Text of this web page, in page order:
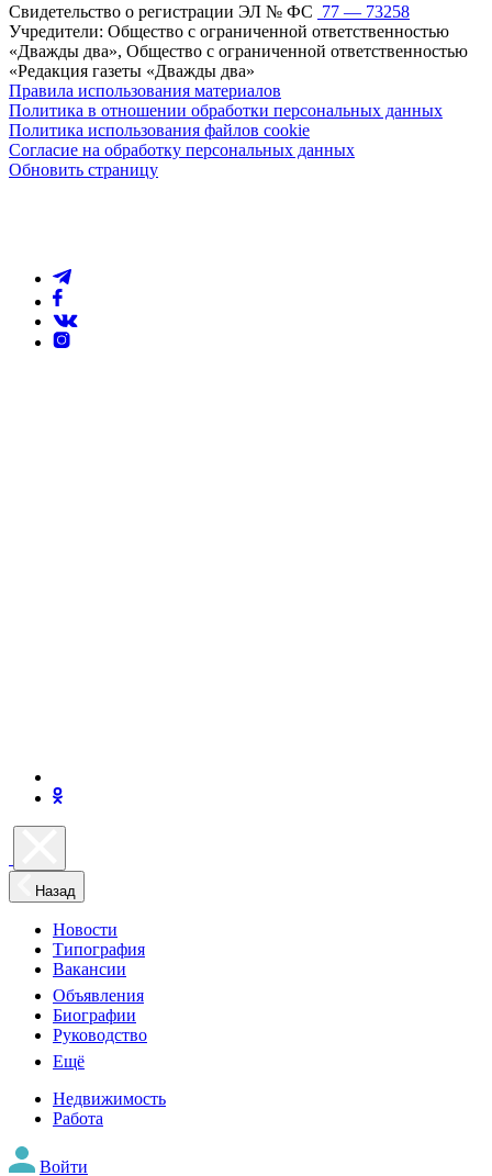
Свидетельство о регистрации ЭЛ № ФС 77 — 73258
Учредители: Общество с ограниченной ответственностью
«Дважды два», Общество с ограниченной ответственностью
«Редакция газеты «Дважды два»
Правила использования материалов
Политика в отношении обработки персональных данных
Политика использования файлов cookie
Согласие на обработку персональных данных
Обновить страницу
Назад
Новости
Типография
Вакансии
Объявления
Биографии
Руководство
Ещё
Недвижимость
Работа
Войти